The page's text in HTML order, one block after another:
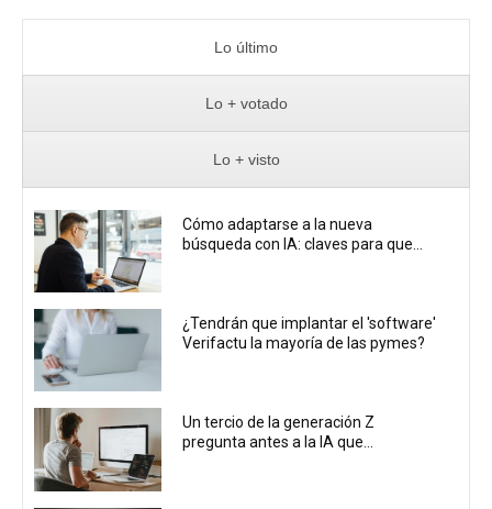
Lo último
Lo + votado
Lo + visto
Cómo adaptarse a la nueva
búsqueda con IA: claves para que...
¿Tendrán que implantar el 'software'
Verifactu la mayoría de las pymes?
Un tercio de la generación Z
pregunta antes a la IA que...